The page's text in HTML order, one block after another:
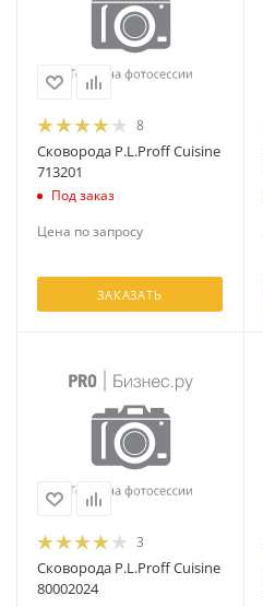
8
Сковорода P.L.Proff Cuisine
713201
Под заказ
Цена по запросу
ЗАКАЗАТЬ
3
Сковорода P.L.Proff Cuisine
80002024